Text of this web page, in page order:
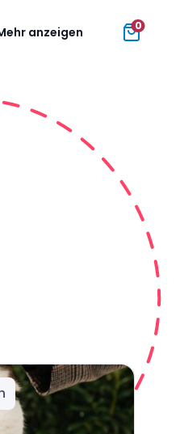
anzeigen 0